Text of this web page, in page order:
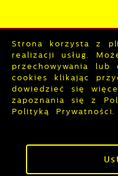
Mapa
Polityka
Strona korzysta z
realizacji usług.
przechowywania
cookies klikając
dowiedzieć się
zapoznania się z
Polityką Prywatności.